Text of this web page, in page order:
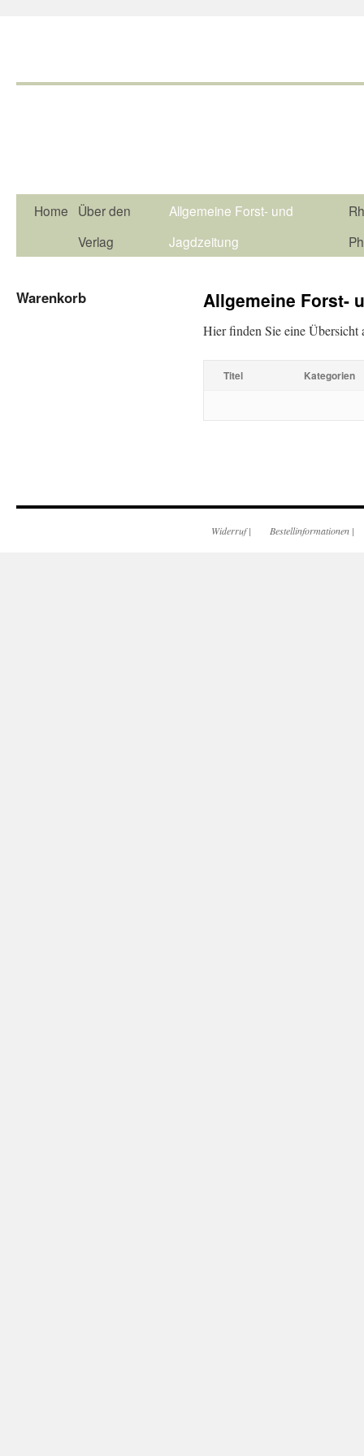
Home
Über den
Verlag
Allgemeine Forst- und
Jagdzeitung
Allgemeine Forst-
Hier finden Sie eine
Titel Kategorien
Warenkorb
Widerruf| Bestellinformationen |